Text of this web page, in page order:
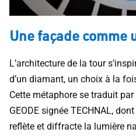
Une façade comme
L’architecture de la tour
d’un diamant, un choix à la
Cette métaphore se traduit
GEODE signée TECHNAL,
reflète et diffracte la lumière